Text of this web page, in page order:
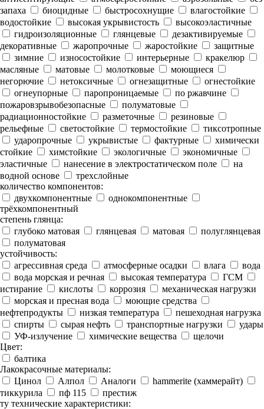
запаха
биоцидные быстросохнущие
влагостойкие
водостойкие
высокая укрывистость
высокоэластичные
гидроизоляционные
глянцевые
дезактивируемые
декоративные
жаропрочные жаростойкие
защитные
зимние
износостойкие интерьерные
кракелюр
масляные
матовые молотковые
моющиеся
негорючие
нетоксичные огнезащитные
огнестойкие
огнеупорные
паропроницаемые
по ржавчине
пожаровзрывобезопасные
полуматовые
радиационностойкие
разметочные
резиновые
рельефные
светостойкие термостойкие
тиксотропные
ударопрочные
укрывистые фактурные
химически
стойкие
химстойкие экологичные
экономичные
эластичные
нанесение в электростатическом поле
на
водной основе
трехслойные
количество компонентов:
двухкомпонентные
однокомпонентные
трёхкомпонентный
степень глянца:
глубоко матовая
глянцевая матовая
полуглянцевая
полуматовая
устойчивость:
агрессивная среда
атмосферные осадки влага
вода
вода морская и речная
высокая температура
ГСМ
истирание
кислоты коррозия
механическая нагрузки
морская и пресная вода
моющие средства
нефтепродукты
низкая температура
пешеходная нагрузка
спирты
сырая нефть транспортные нагрузки
удары
УФ-излучение
химические вещества
щелочи
Цвет:
балтика
Лакокрасочные материалы:
Цинол
Алпол Аналоги
hammerite (хаммерайт)
тиккурила
пф 115
престиж
ту технические характеристики: